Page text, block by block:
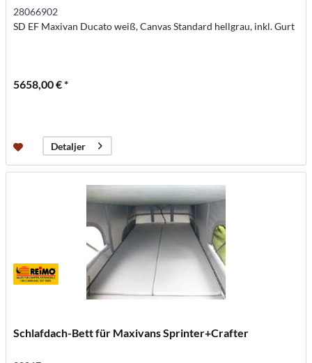
28066902
SD EF Maxivan Ducato weiß, Canvas Standard hellgrau, inkl. Gurt
5658,00 € *
Detaljer
Schlafdach-Bett für Maxivans Sprinter+Crafter